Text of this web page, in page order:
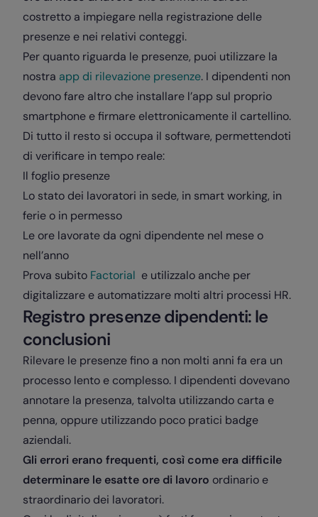
costretto a impiegare nella registrazione delle
presenze e nei relativi conteggi.
Per quanto riguarda le presenze, puoi utilizzare la
nostra app di rilevazione presenze. I dipendenti non
devono fare altro che installare l’app sul proprio
smartphone e firmare elettronicamente il cartellino.
Di tutto il resto si occupa il software, permettendoti
di verificare in tempo reale:
Il foglio presenze
Lo stato dei lavoratori in sede, in smart working, in
ferie o in permesso
Le ore lavorate da ogni dipendente nel mese o
nell’anno
Prova subito Factorial e utilizzalo anche per
digitalizzare e automatizzare molti altri processi HR.
Registro presenze dipendenti: le
conclusioni
Rilevare le presenze fino a non molti anni fa era un
processo lento e complesso. I dipendenti dovevano
annotare la presenza, talvolta utilizzando carta e
penna, oppure utilizzando poco pratici badge
aziendali.
Gli errori erano frequenti, così come era difficile
determinare le esatte ore di lavoro ordinario e
straordinario dei lavoratori.